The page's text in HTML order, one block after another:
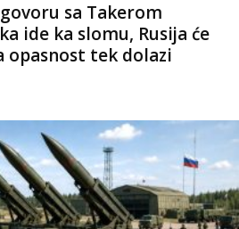
sa Takerom
ide ka slomu, Rusija će
opasnost tek dolazi